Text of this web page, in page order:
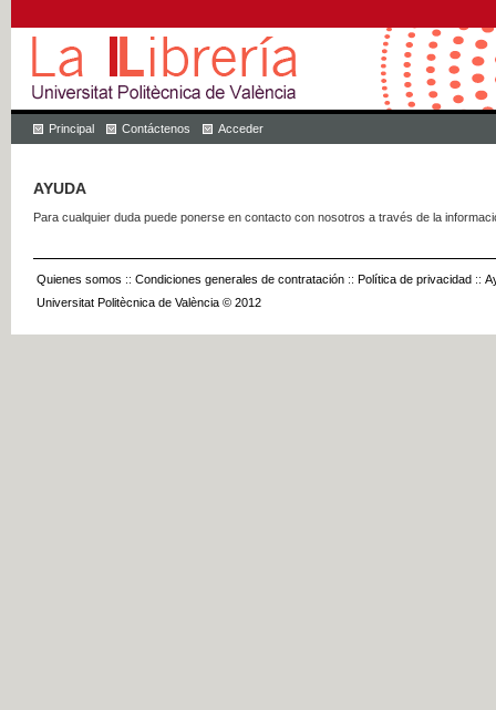
Principal Contáctenos Acceder
AYUDA
Para cualquier duda puede ponerse en contacto con nosotros a través de la
Quienes somos :: Condiciones generales de contratación :: Política de privacidad ::
Universitat Politècnica de València © 2012